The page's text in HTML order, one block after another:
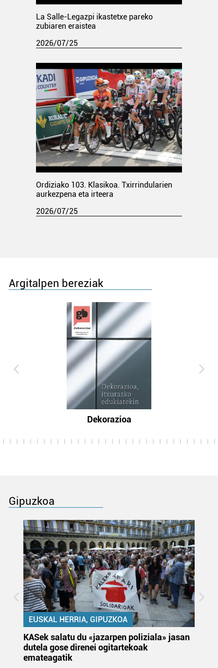
La Salle-Legazpi ikastetxe pareko
zubiaren eraistea
2026/07/25
Ordiziako 103. Klasikoa. Txirrindularien
aurkezpena eta irteera
2026/07/25
Argitalpen bereziak
Dekorazioa
Gipuzkoa
EUSKAL HERRIA, GIPUZKOA
KASek salatu du «jazarpen poliziala» jasan
dutela gose direnei ogitartekoak
emateagatik